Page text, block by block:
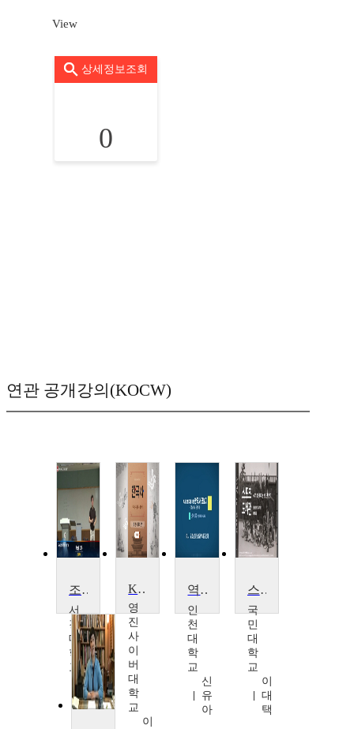
View
상세정보조회
0
연관 공개강의(KOCW)
조선시대사
서
강
대
학
교
계
승
범
Korean History
영
진
사
이
버
대
학
교
이
역사초보자를 위한 한국사 엿보기
인
천
대
학
교
신
유
아
스포츠도서관
국
민
대
학
교
이
대
택